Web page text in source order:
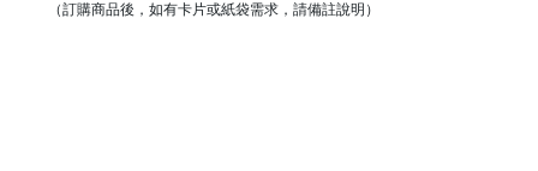
（訂購商品後，如有卡片或紙袋需求，請備註說明）